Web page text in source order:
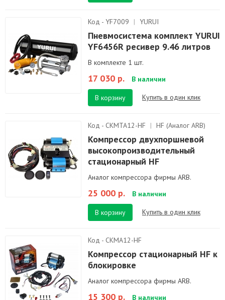
Код - YF7009 | YURUI
Пневмосистема комплект YURUI
YF6456R ресивер 9.46 литров
В комплекте 1 шт.
17 030 р. В наличии
В корзину Купить в один клик
Код - CKMTA12-HF | HF (Аналог ARB)
Компрессор двухпоршневой
высокопроизводительный
стационарный HF
Аналог компрессора фирмы ARB.
25 000 р. В наличии
В корзину Купить в один клик
Код - CKMA12-HF
Компрессор стационарный HF к
блокировке
Аналог компрессора фирмы ARB.
15 300 р. В наличии